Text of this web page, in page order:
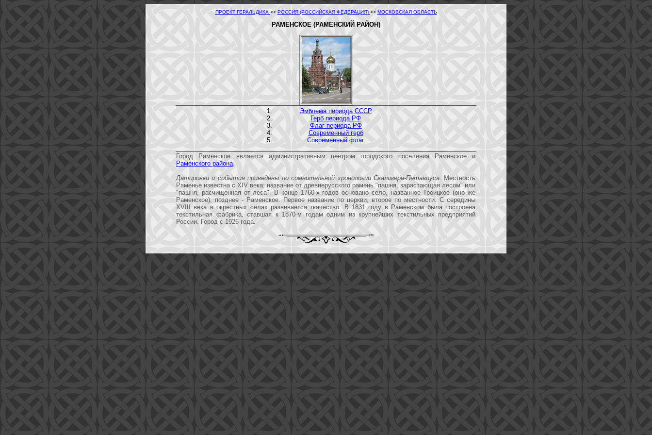
ПРОЕКТ ГЕРАЛЬДИКА >> РОССИЯ (РОССИЙСКАЯ ФЕДЕРАЦИЯ) >> МОСКОВСКАЯ ОБЛАСТЬ
РАМЕНСКОЕ (РАМЕНСКИЙ РАЙОН)
Эмблема периода СССР
Герб периода РФ
Флаг периода РФ
Современный герб
Современный флаг
Город Раменское является административным центром городского поселения Раменское и
Раменского района
Датировки и события приведены по сомнительной хронологии Скалигера-Петавиуса.
Местность
Раменье известна с XIV века; название от древнерусского рамень "пашня, зарастающая лесом" или
"пашня, расчищенная от леса". В конце 1760-х годов основано село, названное Троицкое (оно же
Раменское), позднее - Раменское. Первое название по церкви, второе по местности. С середины
XVIII века в окрестных сёлах развивается ткачество. В 1831 году в Раменском была построена
текстильная фабрика, ставшая к 1870-м годам одним из крупнейших текстильных предприятий
России. Город с 1926 года.